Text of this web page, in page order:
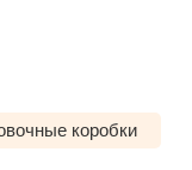
коробки